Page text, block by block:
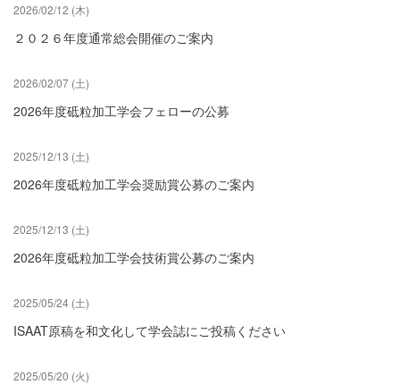
2026/02/12 (木)
２０２６年度通常総会開催のご案内
2026/02/07 (土)
2026年度砥粒加工学会フェローの公募
2025/12/13 (土)
2026年度砥粒加工学会奨励賞公募のご案内
2025/12/13 (土)
2026年度砥粒加工学会技術賞公募のご案内
2025/05/24 (土)
ISAAT原稿を和文化して学会誌にご投稿ください
2025/05/20 (火)